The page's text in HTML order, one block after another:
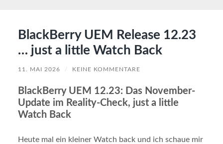
BlackBerry UEM Release 12.23
… just a little Watch Back
11. MAI 2026 / KEINE KOMMENTARE
BlackBerry UEM 12.23: Das November-
Update im Reality-Check, just a little
Watch Back
Heute mal ein kleiner Watch back und ich schaue mir